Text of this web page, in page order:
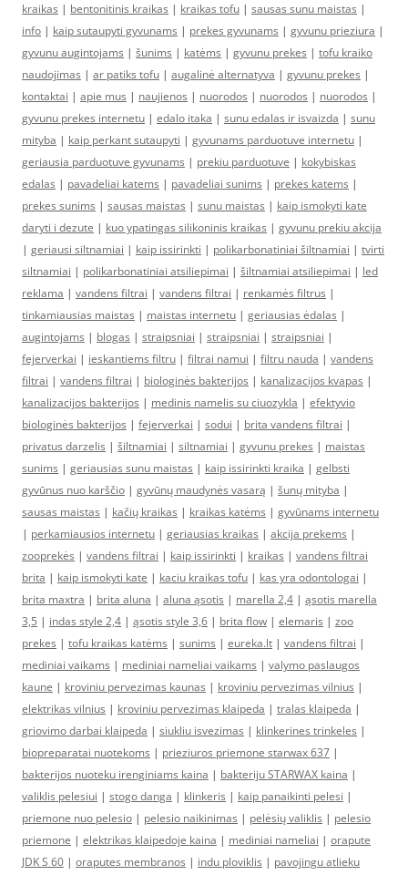
kraikas | bentonitinis kraikas | kraikas tofu | sausas sunu maistas |
info | kaip sutaupyti gyvunams | prekes gyvunams | gyvunu prieziura |
gyvunu augintojams | šunims | katėms | gyvunu prekes | tofu kraiko
naudojimas | ar patiks tofu | augalinė alternatyva | gyvunu prekes |
kontaktai | apie mus | naujienos | nuorodos | nuorodos | nuorodos |
gyvunu prekes internetu | edalo itaka | sunu edalas ir isvaizda | sunu
mityba | kaip perkant sutaupyti | gyvunams parduotuve internetu |
geriausia parduotuve gyvunams | prekiu parduotuve | kokybiskas
edalas | pavadeliai katems | pavadeliai sunims | prekes katems |
prekes sunims | sausas maistas | sunu maistas | kaip ismokyti kate
daryti i dezute | kuo ypatingas silikoninis kraikas | gyvunu prekiu akcija
| geriausi siltnamiai | kaip issirinkti | polikarbonatiniai šiltnamiai | tvirti
siltnamiai | polikarbonatiniai atsiliepimai | šiltnamiai atsiliepimai | led
reklama | vandens filtrai | vandens filtrai | renkamės filtrus |
tinkamiausias maistas | maistas internetu | geriausias ėdalas |
augintojams | blogas | straipsniai | straipsniai | straipsniai |
fejerverkai | ieskantiems filtru | filtrai namui | filtru nauda | vandens
filtrai | vandens filtrai | biologinės bakterijos | kanalizacijos kvapas |
kanalizacijos bakterijos | medinis namelis su ciuozykla | efektyvio
biologinės bakterijos | fejerverkai | sodui | brita vandens filtrai |
privatus darzelis | šiltnamiai | siltnamiai | gyvunu prekes | maistas
sunims | geriausias sunu maistas | kaip issirinkti kraika | gelbsti
gyvūnus nuo karščio | gyvūnų maudynės vasarą | šunų mityba |
sausas maistas | kačių kraikas | kraikas katėms | gyvūnams internetu
| perkamiausios internetu | geriausias kraikas | akcija prekems |
zooprekės | vandens filtrai | kaip issirinkti | kraikas | vandens filtrai
brita | kaip ismokyti kate | kaciu kraikas tofu | kas yra odontologai |
brita maxtra | brita aluna | aluna ąsotis | marella 2,4 | ąsotis marella
3,5 | indas style 2,4 | ąsotis style 3,6 | brita flow | elemaris | zoo
prekes | tofu kraikas katėms | sunims | eureka.lt | vandens filtrai |
mediniai vaikams | mediniai nameliai vaikams | valymo paslaugos
kaune | kroviniu pervezimas kaunas | kroviniu pervezimas vilnius |
elektrikas vilnius | kroviniu pervezimas klaipeda | tralas klaipeda |
griovimo darbai klaipeda | siukliu isvezimas | klinkerines trinkeles |
biopreparatai nuotekoms | prieziuros priemone starwax 637 |
bakterijos nuoteku irenginiams kaina | bakteriju STARWAX kaina |
valiklis pelesiui | stogo danga | klinkeris | kaip panaikinti pelesi |
priemone nuo pelesio | pelesio naikinimas | pelėsių valiklis | pelesio
priemone | elektrikas klaipedoje kaina | mediniai nameliai | orapute
JDK S 60 | oraputes membranos | indu ploviklis | pavojingu atlieku